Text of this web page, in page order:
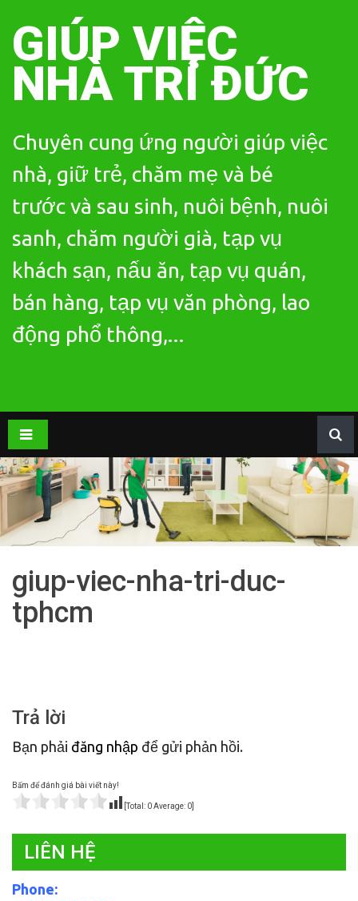
contentGIÚP VIỆC
NHÀ TRÍ ĐỨC
Chuyên cung ứng người giúp việc
nhà, giữ trẻ, chăm mẹ và bé
trước và sau sinh, nuôi bệnh, nuôi
sanh, chăm người già, tạp vụ
khách sạn, nấu ăn, tạp vụ quán,
bán hàng, tạp vụ văn phòng, lao
động phổ thông,...
giup-viec-nha-tri-duc-
tphcm
Trả lời
Bạn phải đăng nhập để gửi phản hồi.
Bấm để đánh giá bài viết này!
[Total: 0Average: 0
LIÊN HỆ
Phone: